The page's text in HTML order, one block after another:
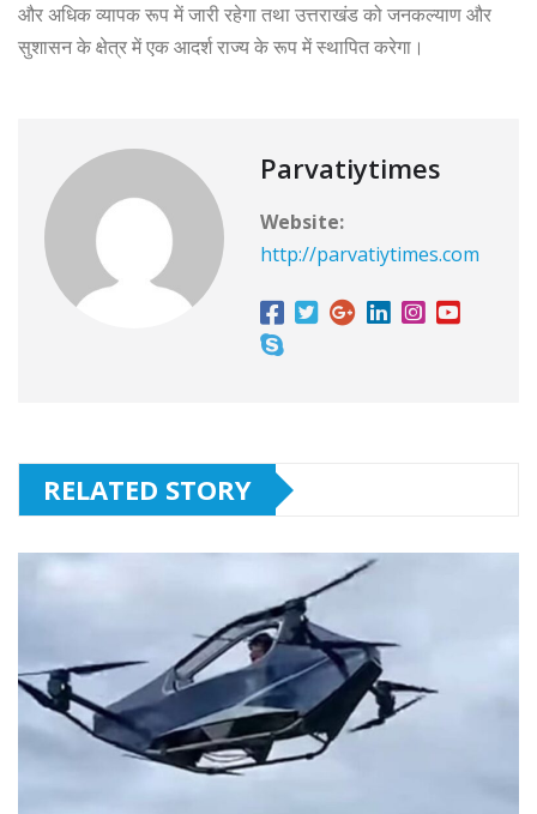
और अधिक व्यापक रूप में जारी रहेगा तथा उत्तराखंड को जनकल्याण और
सुशासन के क्षेत्र में एक आदर्श राज्य के रूप में स्थापित करेगा।
Parvatiytimes
Website:
http://parvatiytimes.com
RELATED STORY